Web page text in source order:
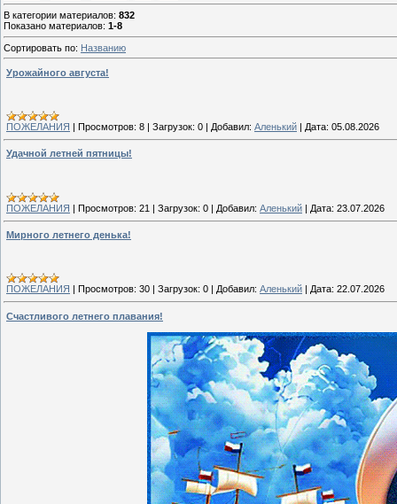
В категории материалов: 832
Показано материалов: 1-8
Сортировать по: Названию
Урожайного августа!
ПОЖЕЛАНИЯ | Просмотров: 8 | Загрузок: 0 | Добавил: Аленький | Дата: 05.08.2026
Удачной летней пятницы!
ПОЖЕЛАНИЯ | Просмотров: 21 | Загрузок: 0 | Добавил: Аленький | Дата: 23.07.2026
Мирного летнего денька!
ПОЖЕЛАНИЯ Просмотров: 30 Загрузок: 0 Добавил: Аленький Дата: 22.07.2026
Счастливого летнего плавания!